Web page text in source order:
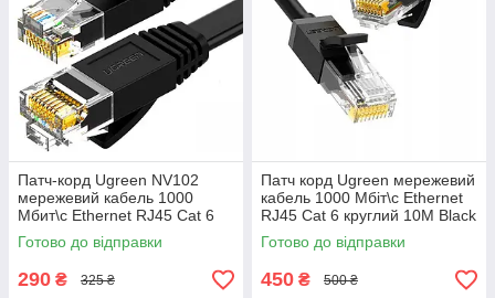
Патч-корд Ugreen NV102
мережевий кабель 1000
Mбит\с Ethernet RJ45 Cat 6
плоский 5М Black (50176)
Готово до відправки
290 ₴ 325 ₴
Патч корд Ugreen мережевий
кабель 1000 Mбіт\с Ethernet
RJ45 Cat 6 круглий 10М Black
(NW102) 20164
Готово до відправки
450 ₴ 500 ₴